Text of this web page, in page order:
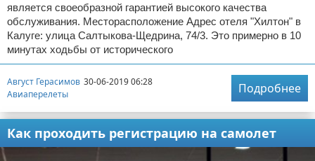
является своеобразной гарантией высокого качества
обслуживания. Месторасположение Адрес отеля "Хилтон" в
Калуге: улица Салтыкова-Щедрина, 74/3. Это примерно в 10
минутах ходьбы от исторического
Август Герасимов 30-06-2019 06:28
Авиаперелеты
Подробнее
Как проходить регистрацию на самолет